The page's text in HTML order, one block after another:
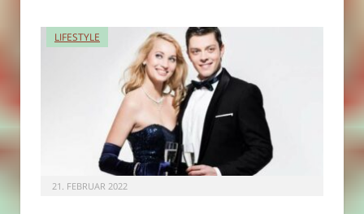
LIFESTYLE
21. FEBRUAR 2022